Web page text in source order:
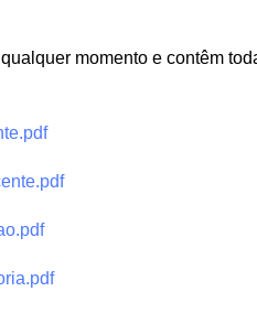
momento e contêm